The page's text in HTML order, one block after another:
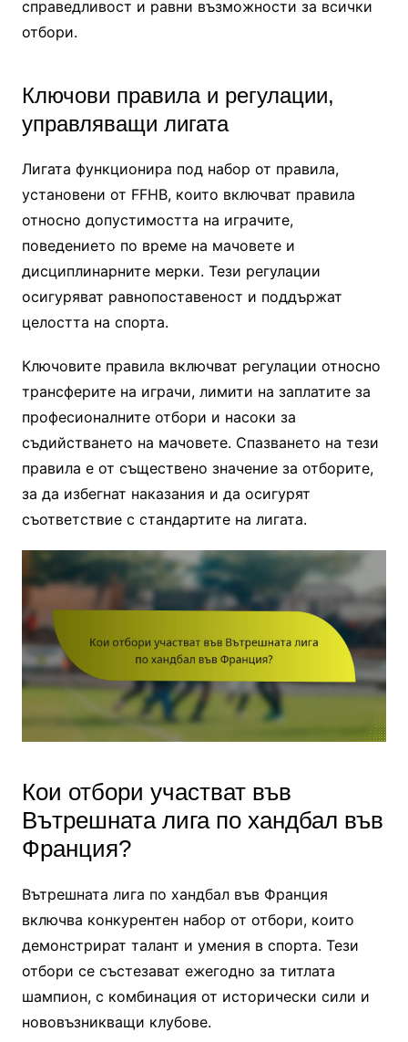
справедливост и равни възможности за всички
отбори.
Ключови правила и регулации,
управляващи лигата
Лигата функционира под набор от правила,
установени от FFHB, които включват правила
относно допустимостта на играчите,
поведението по време на мачовете и
дисциплинарните мерки. Тези регулации
осигуряват равнопоставеност и поддържат
целостта на спорта.
Ключовите правила включват регулации относно
трансферите на играчи, лимити на заплатите за
професионалните отбори и насоки за
съдийстването на мачовете. Спазването на тези
правила е от съществено значение за отборите,
за да избегнат наказания и да осигурят
съответствие с стандартите на лигата.
Кои отбори участват във
Вътрешната лига по хандбал във
Франция?
Вътрешната лига по хандбал във Франция
включва конкурентен набор от отбори, които
демонстрират талант и умения в спорта. Тези
отбори се състезават ежегодно за титлата
шампион, с комбинация от исторически сили и
нововъзникващи клубове.